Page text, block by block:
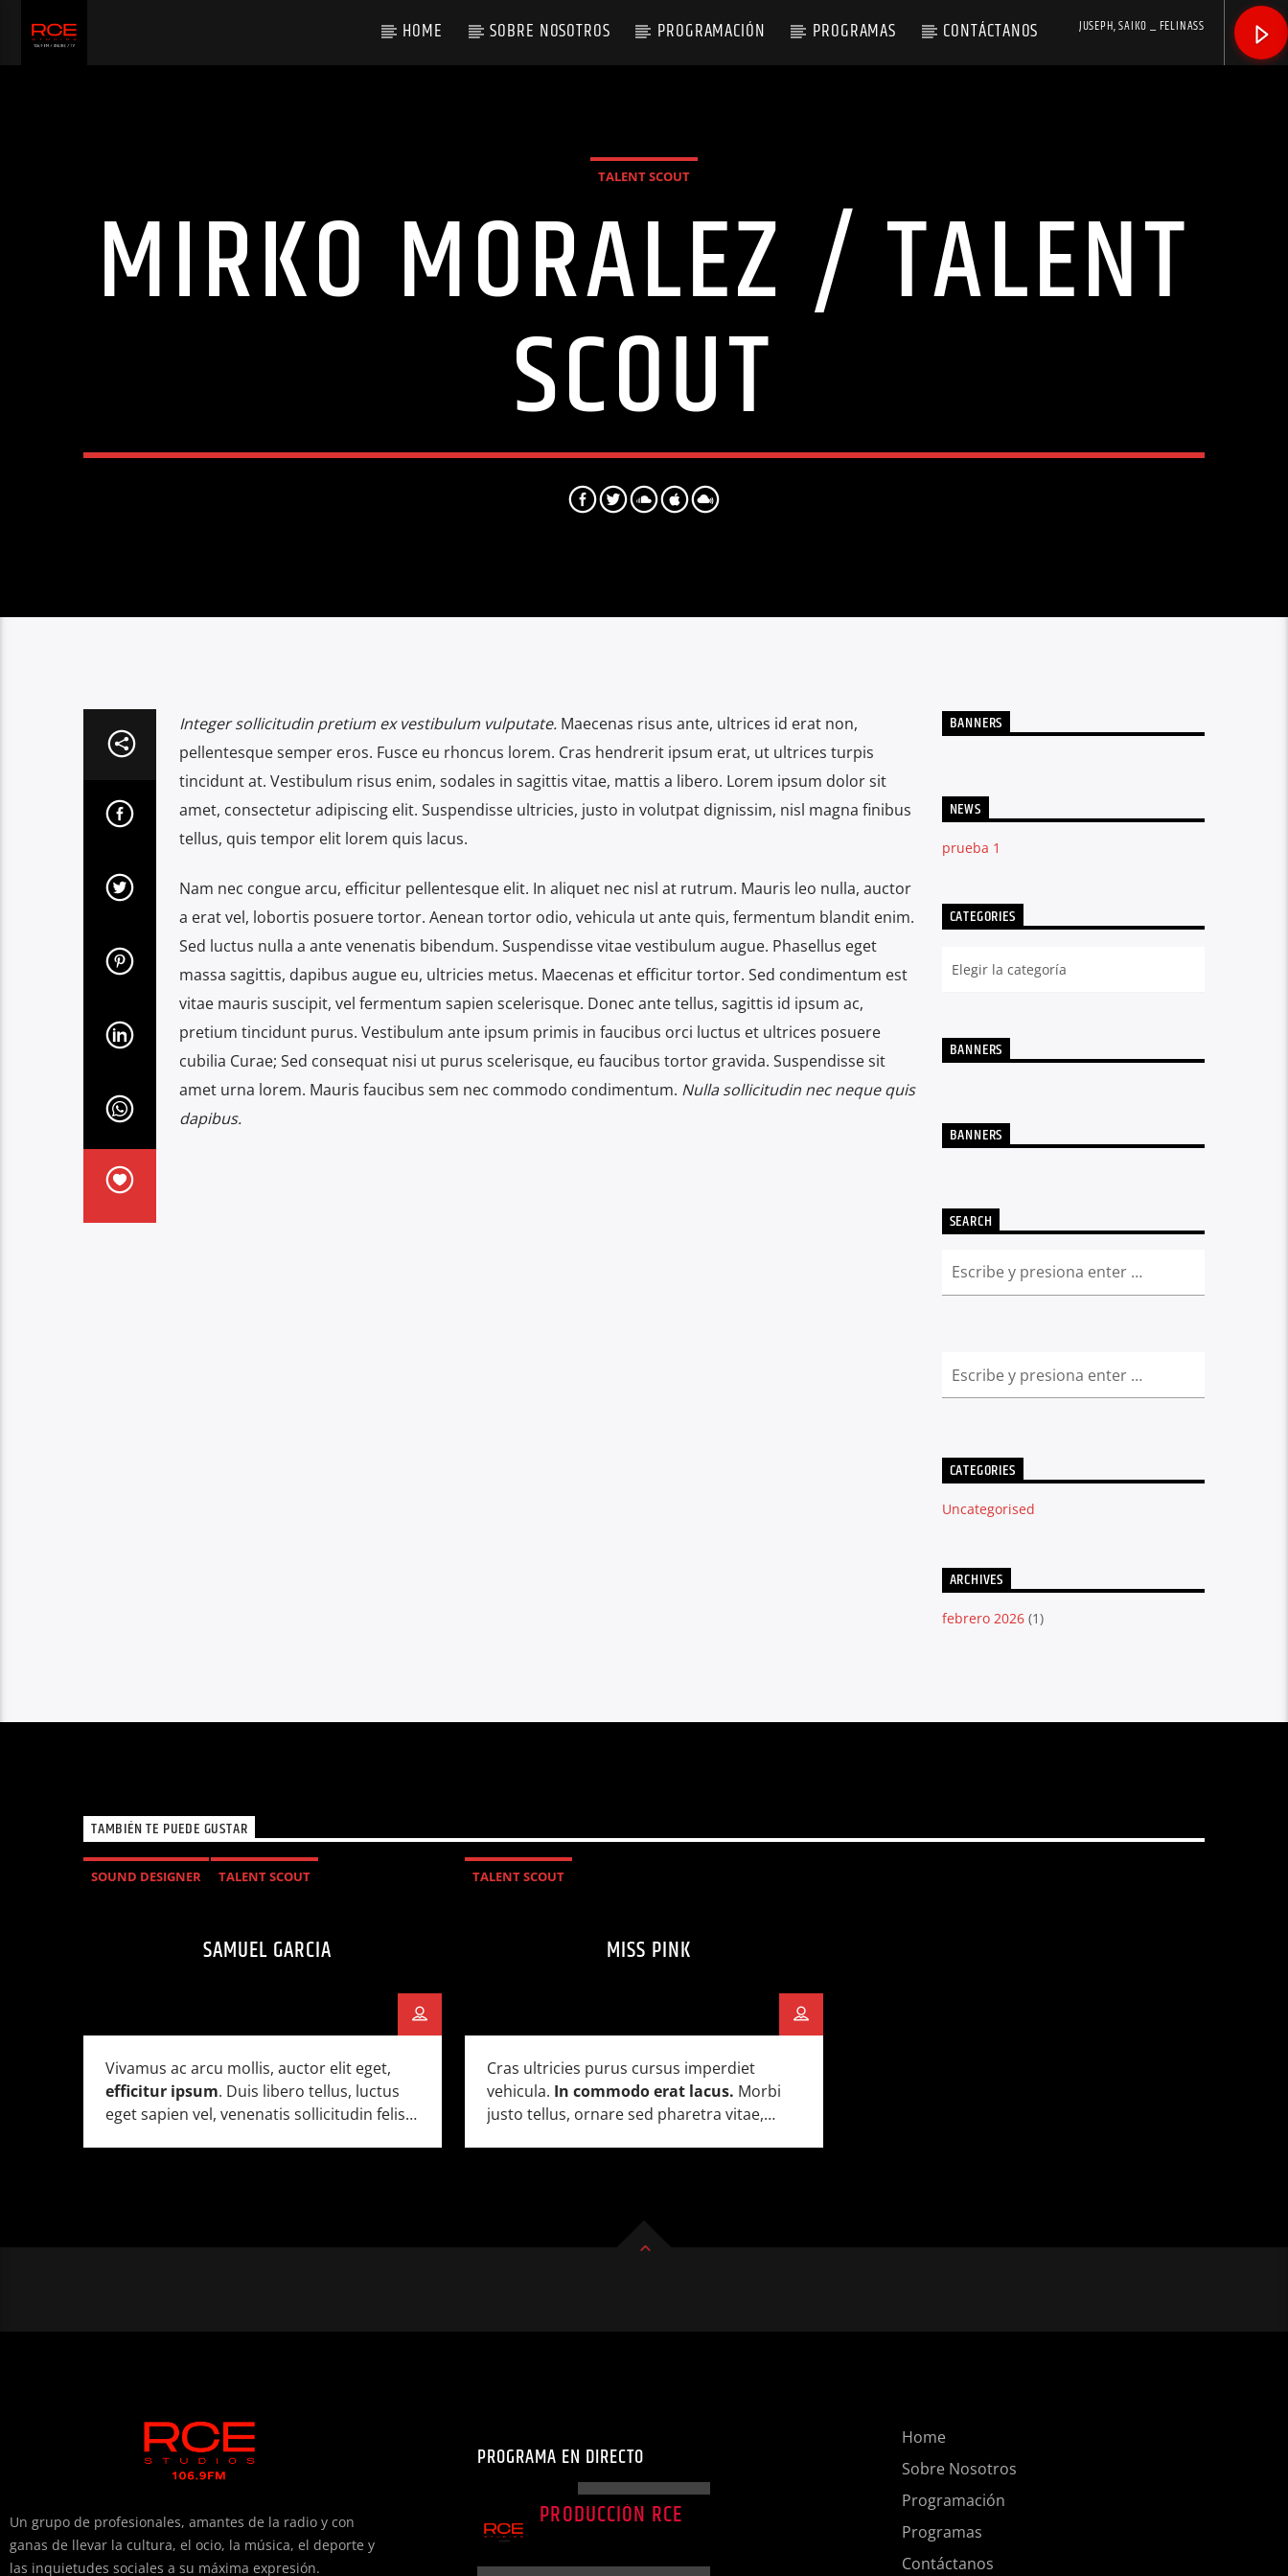
HOME SOBRE NOSOTROS PROGRAMACIÓN PROGRAMAS CONTÁCTANOS JUSEPH, SAIKO _ FELINASS
TALENT SCOUT
MIRKO MORALEZ / TALENT
SCOUT
Integer sollicitudin pretium ex vestibulum vulputate.Maecenas risus ante, ultrices id erat non,
pellentesque semper eros. Fusce eu rhoncus lorem. Cras hendrerit ipsum erat, ut ultrices turpis
tincidunt at. Vestibulum risus enim, sodales in sagittis vitae, mattis a libero. Lorem ipsum dolor sit
amet, consectetur adipiscing elit. Suspendisse ultricies, justo in volutpat dignissim, nisl magna finibus
tellus, quis tempor elit lorem quis lacus.
Nam nec congue arcu, efficitur pellentesque elit. In aliquet nec nisl at rutrum. Mauris leo nulla, auctor
a erat vel, lobortis posuere tortor. Aenean tortor odio, vehicula ut ante quis, fermentum blandit enim.
Sed luctus nulla a ante venenatis bibendum. Suspendisse vitae vestibulum augue. Phasellus eget
massa sagittis, dapibus augue eu, ultricies metus. Maecenas et efficitur tortor. Sed condimentum est
vitae mauris suscipit, vel fermentum sapien scelerisque. Donec ante tellus, sagittis id ipsum ac,
pretium tincidunt purus. Vestibulum ante ipsum primis in faucibus orci luctus et ultrices posuere
cubilia Curae; Sed consequat nisi ut purus scelerisque, eu faucibus tortor gravida. Suspendisse sit
amet urna lorem. Mauris faucibus sem nec commodo condimentum. Nulla sollicitudin nec neque quis
dapibus.
BANNERS
NEWS
prueba 1
CATEGORIES
BANNERS
BANNERS
SEARCH
CATEGORIES
Uncategorised
ARCHIVES
febrero 2026(1)
TAMBIÉN TE PUEDE GUSTAR
SOUND DESIGNER TALENT SCOUT
SAMUEL GARCIA
Vivamus ac arcu mollis, auctor elit eget,
efficitur ipsum. Duis libero tellus, luctus
eget sapien vel, venenatis sollicitudin felis.
TALENT SCOUT
MISS PINK
Cras ultricies purus cursus imperdiet
vehicula. In commodo erat lacus. Morbi
justo tellus, ornare sed pharetra vitae,
Un grupo de profesionales, amantes de la radio y con
ganas de llevar la cultura, el ocio, la música, el deporte y
las inquietudes sociales a su máxima expresión.
PROGRAMA EN DIRECTO
PRODUCCIÓN RCE
Home
Sobre Nosotros
Programación
Programas
Contáctanos